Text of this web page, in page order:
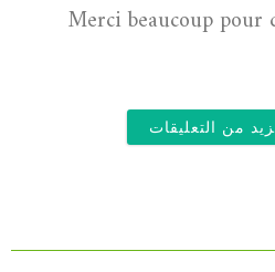
Merci beaucoup pour
من التعليقات